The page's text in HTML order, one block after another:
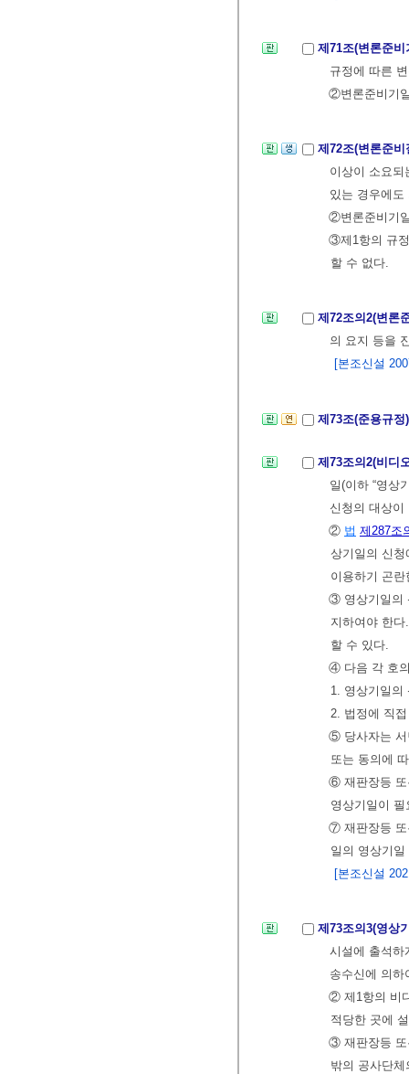
제71조(변론준
규정에 따른
②변론준비기
제72조(변론준
이상이 소요
있는 경우에
②변론준비기
③제1항의 규
할 수 없다.
제72조의2(변론
의 요지 등을
[본조신설
제73조(준용규
제73조의2(비디
일(이하 “영상
신청의 대상
② 법 제287조
상기일의 신
이용하기 곤
③ 영상기일의
지하여야 한
할 수 있다.
④ 다음 각 호
1. 영상기일의
2. 법정에 직
⑤ 당사자는 서
또는 동의에
⑥ 재판장등 또
영상기일이
⑦ 재판장등 또
일의 영상기
[본조신설
제73조의3(영상
시설에 출석하
송수신에 의
② 제1항의 비
적당한 곳에
③ 재판장등 또
밖의 공사단